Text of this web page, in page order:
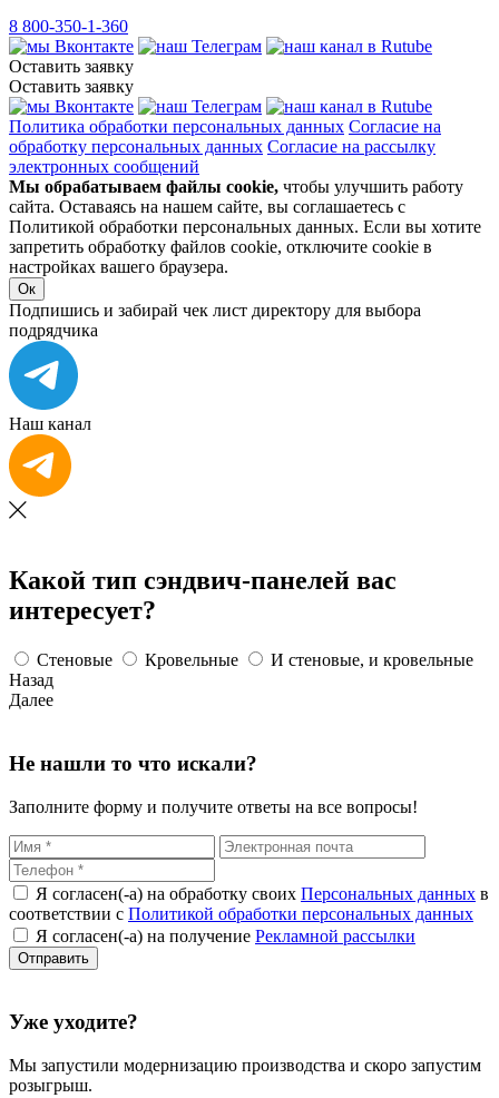
8 800-350-1-360
Оставить заявку
Оставить заявку
Политика обработки персональных данных Согласие на
обработку персональных данных Согласие на рассылку
электронных сообщений
Мы обрабатываем файлы cookie, чтобы улучшить работу
сайта. Оставаясь на нашем сайте, вы соглашаетесь с
Политикой обработки персональных данных. Если вы хотите
запретить обработку файлов cookie, отключите cookie в
настройках вашего браузера.
Ок
Подпишись и забирай чек лист директору для выбора
подрядчика
Наш канал
Какой тип сэндвич-панелей вас
интересует?
Стеновые Кровельные
И стеновые, и кровельные
Назад
Далее
Не нашли то что искали?
Заполните форму и получите ответы на все вопросы!
Я согласен(-а) на обработку своих Персональных данных в
соответствии с Политикой обработки персональных данных
Я согласен(-а) на получение Рекламной рассылки
Уже уходите?
Мы запустили модернизацию производства и скоро запустим
розыгрыш.